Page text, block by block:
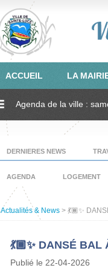
ACCUEIL LA
Agenda de la ville :
DERNIERES NEWS
AGENDA LOGEMENT
Actualités & News > 💃🏾✨
💃🏾✨ DANSÉ
Publié le 22-04-2026